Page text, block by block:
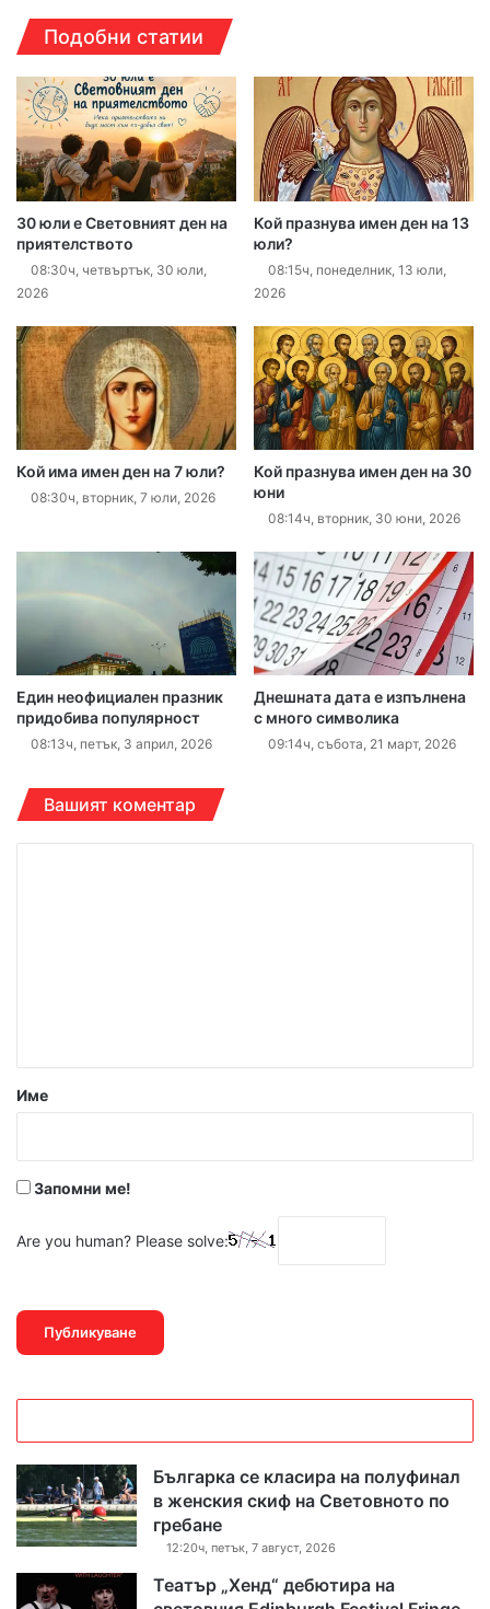
Подобни статии
30 юли е Световният ден на
приятелството
08:30ч, четвъртък, 30 юли,
2026
Кой празнува имен ден на 13
юли?
08:15ч, понеделник, 13 юли,
2026
Кой има имен ден на 7 юли?
08:30ч, вторник, 7 юли, 2026
Кой празнува имен ден на 30
юни
08:14ч, вторник, 30 юни, 2026
Един неофициален празник
придобива популярност
08:13ч, петък, 3 април, 2026
Днешната дата е изпълнена
с много символика
09:14ч, събота, 21 март, 2026
Вашият коментар
р
Име
Запомни ме!
Are you human? Please solve:
Българка се класира на полуфинал
в женския скиф на Световното по
гребане
12:20ч, петък, 7 август, 2026
Театър „Хенд“ дебютира на